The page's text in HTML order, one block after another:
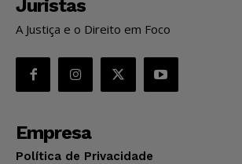
Juristas
A Justiça e o Direito em Foco
Empresa
Política de Privacidade